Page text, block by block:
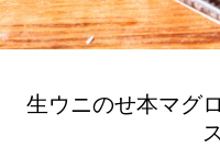
生ウニのせ本マグ